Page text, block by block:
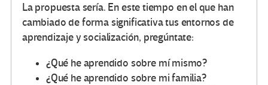
La propuesta sería. En este tiempo en el que han
cambiado de forma significativa tus entornos de
aprendizaje y socialización, pregúntate:
¿Qué he aprendido sobre mí mismo?
¿Qué he aprendido sobre mi familia?